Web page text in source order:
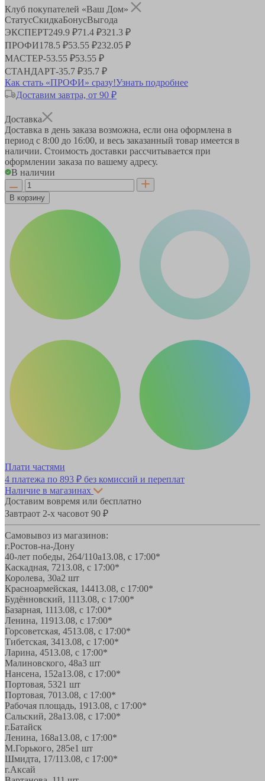
Клуб покупателей «Ваш Дом»
СтатусСкидкаБонусВыгода
ЭКСПЕРТ249.9 ₽71.4 ₽321.3 ₽
ПРОФИ178.5 ₽53.55 ₽232.05 ₽
МАСТЕР-53.55 ₽53.55 ₽
СТАНДАРТ-35.7 ₽35.7 ₽
Как стать «ПРОФИ» сразу!Узнать подробнее
Доставим завтра, от 90 ₽
Доставка
Доставка в день заказа возможна, если она оформлена в
период с 8:00 до 16:00, и весь заказанный товар имеется в
наличии. Стоимость доставки рассчитывается при
оформлении заказа по вашему адресу.
В наличии
В корзину
Плати частями
4 платежа по 893 ₽ без комиссий и переплат
Наличие в магазинах
Доставим вовремя или бесплатно
Завтраот 2-х часовот 90 ₽
Самовывоз из магазинов:
г.Ростов-на-Дону
40-лет победы, 264/110а13.08, с 17:00*
Каскадная, 7213.08, с 17:00*
Королева, 30а2 шт
Красноармейская, 14413.08, с 17:00*
Будённовский, 1113.08, с 17:00*
Базарная, 1113.08, с 17:00*
Ленина, 11913.08, с 17:00*
Горсоветская, 4513.08, с 17:00*
Тибетская, 3413.08, с 17:00*
Ларина, 4513.08, с 17:00*
Малиновского, 48а3 шт
Нансена, 152а13.08, с 17:00*
Портовая, 5321 шт
Портовая, 7013.08, с 17:00*
Рабочая площадь, 1913.08, с 17:00*
Сальский, 28a13.08, с 17:00*
г.Батайск
Ленина, 168а13.08, с 17:00*
М.Горького, 285е1 шт
Шмидта, 17/113.08, с 17:00*
г.Аксай